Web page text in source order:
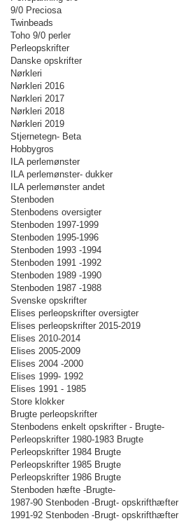
9/0 Preciosa
Twinbeads
Toho 9/0 perler
Perleopskrifter
Danske opskrifter
Nørkleri
Nørkleri 2016
Nørkleri 2017
Nørkleri 2018
Nørkleri 2019
Stjernetegn- Beta
Hobbygros
ILA perlemønster
ILA perlemønster- dukker
ILA perlemønster andet
Stenboden
Stenbodens oversigter
Stenboden 1997-1999
Stenboden 1995-1996
Stenboden 1993 -1994
Stenboden 1991 -1992
Stenboden 1989 -1990
Stenboden 1987 -1988
Svenske opskrifter
Elises perleopskrifter oversigter
Elises perleopskrifter 2015-2019
Elises 2010-2014
Elises 2005-2009
Elises 2004 -2000
Elises 1999- 1992
Elises 1991 - 1985
Store klokker
Brugte perleopskrifter
Stenbodens enkelt opskrifter - Brugte-
Perleopskrifter 1980-1983 Brugte
Perleopskrifter 1984 Brugte
Perleopskrifter 1985 Brugte
Perleopskrifter 1986 Brugte
Stenboden hæfte -Brugte-
1987-90 Stenboden -Brugt- opskrifthæfter
1991-92 Stenboden -Brugt- opskrifthæfter